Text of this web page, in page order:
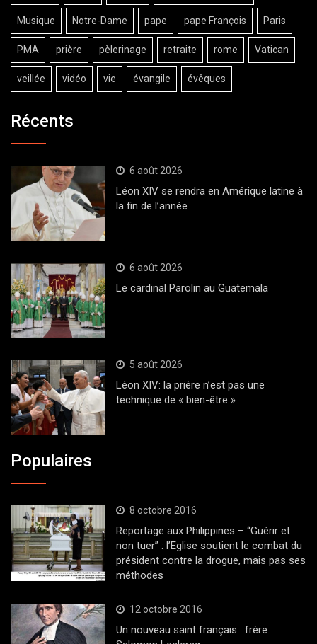
Musique Notre-Dame pape pape François Paris
PMA prière pèlerinage retraite rome Vatican
veillée vidéo vie évangile évêques
Récents
6 août 2026
Léon XIV se rendra en Amérique latine à
la fin de l’année
6 août 2026
Le cardinal Parolin au Guatemala
5 août 2026
Léon XIV: la prière n’est pas une
technique de « bien-être »
Populaires
8 octobre 2016
Reportage aux Philippines – “Guérir et
non tuer” : l’Eglise soutient le combat du
président contre la drogue, mais pas ses
méthodes
12 octobre 2016
Un nouveau saint français : frère